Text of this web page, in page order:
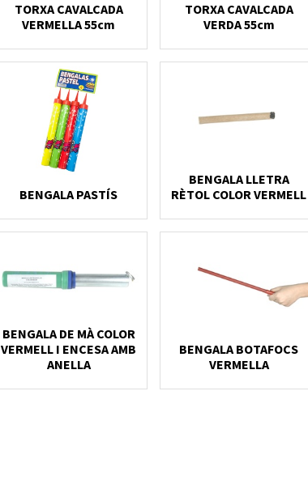
TORXA CAVALCADA
VERMELLA 55cm
TORXA CAVALCADA
VERDA 55cm
BENGALA PASTÍS
BENGALA LLETRA
RÈTOL COLOR VERMELL
BENGALA DE MÀ COLOR
VERMELL I ENCESA AMB
ANELLA
BENGALA BOTAFOCS
VERMELLA